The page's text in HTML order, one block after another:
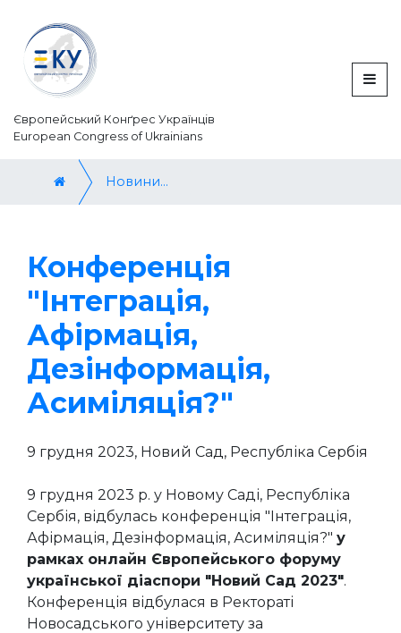
Європейський Конґрес Українців
European Congress of Ukrainians
Новини / News
Конференція
"Інтеграція,
Афірмація,
Дезінформація,
Асиміляція?"
9 грудня 2023, Новий Сад, Республіка Сербія
9 грудня 2023 р. у Новому Саді, Республіка
Сербія, відбулась конференція "Інтеграція,
Афірмація, Дезінформація, Асиміляція?" у
рамках онлайн Європейського форуму
української діаспори "Новий Сад 2023".
Конференція відбулася в Ректораті
Новосадського університету за